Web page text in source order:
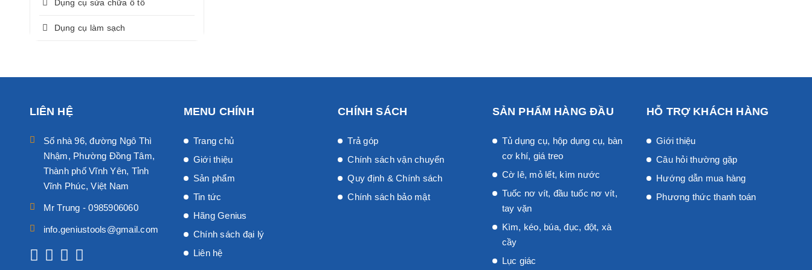
Dụng cụ sửa chữa ô tô
Dụng cụ làm sạch
LIÊN HỆ
Số nhà 96, đường Ngô Thì
Nhậm, Phường Đồng Tâm,
Thành phố Vĩnh Yên, Tỉnh
Vĩnh Phúc, Việt Nam
Mr Trung - 0985906060
info.geniustools@gmail.com
MENU CHÍNH
Trang chủ
Giới thiệu
Sản phẩm
Tin tức
Hãng Genius
Chính sách đại lý
Liên hệ
CHÍNH SÁCH
Trả góp
Chính sách vận chuyển
Quy định & Chính sách
Chính sách bảo mật
SẢN PHẨM HÀNG ĐẦU
Tủ dụng cụ, hộp dụng cụ, bàn
cơ khí, giá treo
Cờ lê, mỏ lết, kìm nước
Tuốc nơ vít, đầu tuốc nơ vít,
tay vặn
Kìm, kéo, búa, đục, đột, xà
cầy
Lục giác
HỖ TRỢ KHÁCH HÀNG
Giới thiệu
Câu hỏi thường gặp
Hướng dẫn mua hàng
Phương thức thanh toán